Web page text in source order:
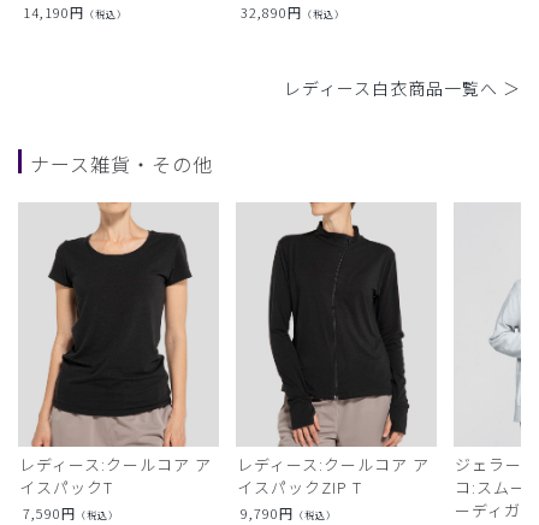
14,190円 （税込） 32,890円 （税込）
レディース白衣商品一覧へ ＞
ナース雑貨・その他
レディース:クールコア ア
イスパックT
7,590円 （税込）
レディース:クールコア ア
イスパックZIP T
9,790円 （税込）
ジェラー
コ:スムー
ーディガン